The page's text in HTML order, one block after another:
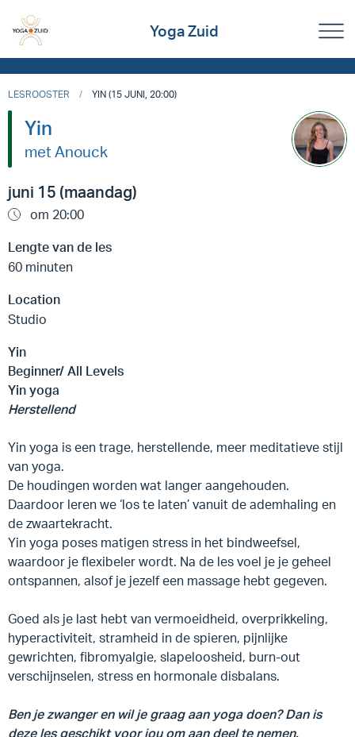
Yoga Zuid
LESROOSTER YIN (15 JUNI, 20:00)
Yin
met Anouck
juni 15 (maandag)
om 20:00
Lengte van de les
60 minuten
Location
Studio
Yin
Beginner/ All Levels
Yin yoga
Herstellend
Yin yoga is een trage, herstellende, meer meditatieve stijl
van yoga.
De houdingen worden wat langer aangehouden.
Daardoor leren we ‘los te laten’ vanuit de ademhaling en
de zwaartekracht.
Yin yoga poses matigen stress in het bindweefsel,
waardoor je flexibeler wordt. Na de les voel je je geheel
ontspannen, alsof je jezelf een massage hebt gegeven.
Goed als je last hebt van vermoeidheid, overprikkeling,
hyperactiviteit, stramheid in de spieren, pijnlijke
gewrichten, fibromyalgie, slapeloosheid, burn-out
verschijnselen, stress en hormonale disbalans.
Ben je zwanger en wil je graag aan yoga doen? Dan is
deze les geschikt voor jou om aan deel te nemen.